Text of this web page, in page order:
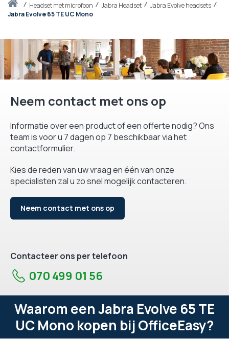
Thuisheadset met microfoon Jabra Headset
Jabra Evolve headsets
Jabra Evolve 65 TE UC Mono
Neem contact met ons op
Informatie over een product of een offerte nodig? Ons
team is voor u 7 dagen op 7 beschikbaar via het
contactformulier.
Kies de reden van uw vraag en één van onze
specialisten zal u zo snel mogelijk contacteren.
Neem contact met ons op
Contacteer ons per telefoon
070 499 01 56
Waarom een Jabra Evolve 65 TE
UC Mono kopen bij OfficeEasy?